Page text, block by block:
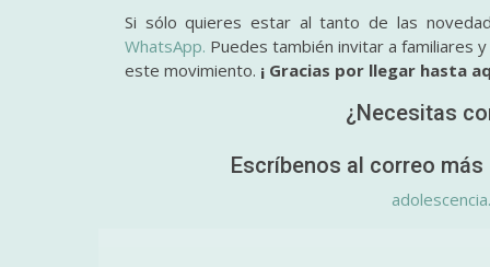
Si sólo quieres estar al tanto de las
WhatsApp. Puedes también invitar a familiares
este movimiento. ¡ Gracias por llegar hasta
¿Necesitas
Escríbenos al correo